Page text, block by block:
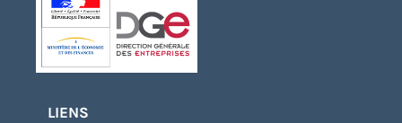
LIENS